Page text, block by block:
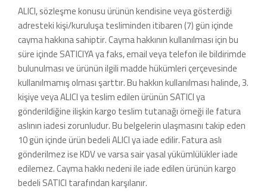
ALICI, sözleşme konusu ürünün kendisine veya gösterdiği
adresteki kişi/kuruluşa tesliminden itibaren (7) gün içinde
cayma hakkına sahiptir. Cayma hakkının kullanılması için bu
süre içinde SATICIYA ya faks, email veya telefon ile bildirimde
bulunulması ve ürünün ilgili madde hükümleri çerçevesinde
kullanılmamış olması şarttır. Bu hakkın kullanılması halinde, 3.
kişiye veya ALICI ya teslim edilen ürünün SATICI ya
gönderildiğine ilişkin kargo teslim tutanağı örneği ile fatura
aslının iadesi zorunludur. Bu belgelerin ulaşmasını takip eden
10 gün içinde ürün bedeli ALICI ya iade edilir. Fatura aslı
gönderilmez ise KDV ve varsa sair yasal yükümlülükler iade
edilemez. Cayma hakkı nedeni ile iade edilen ürünün kargo
bedeli SATICI tarafından karşılanır.